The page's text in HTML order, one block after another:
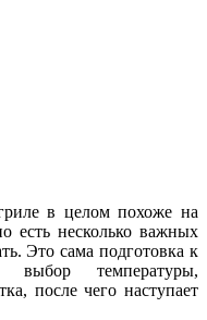
в целом похоже на
есть несколько важных
Это сама подготовка к
выбор температуры,
после чего наступает